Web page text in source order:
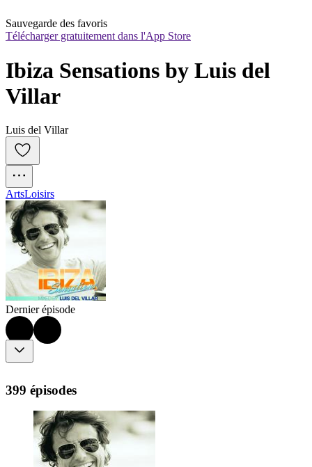
Sauvegarde des favoris
Télécharger gratuitement dans l'App Store
Ibiza Sensations by Luis del
Villar
Luis del Villar
ArtsLoisirs
Dernier épisode
399 épisodes